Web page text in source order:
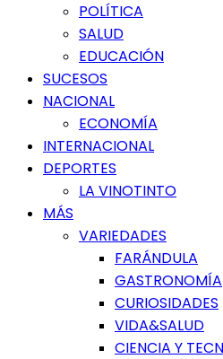
POLÍTICA
SALUD
EDUCACIÓN
SUCESOS
NACIONAL
ECONOMÍA
INTERNACIONAL
DEPORTES
LA VINOTINTO
MÁS
VARIEDADES
FARÁNDULA
GASTRONOMÍA
CURIOSIDADES
VIDA&SALUD
CIENCIA Y